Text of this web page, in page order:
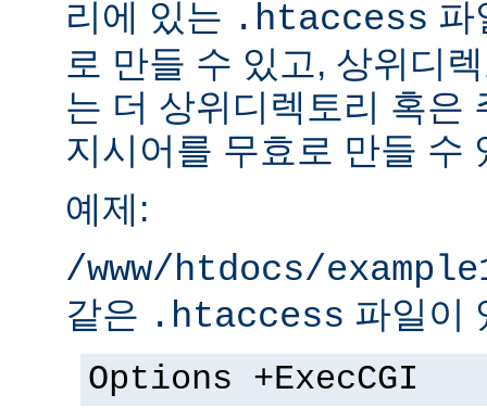
리에 있는 .htaccess 파
로 만들 수 있고, 상위디
는 더 상위디렉토리 혹은
지시어를 무효로 만들 수
예제:
/www/htdocs/
같은 .htaccess 파일이
Options +ExecCGI